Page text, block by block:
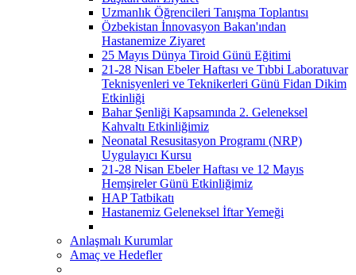
Uzmanlık Öğrencileri Tanışma Toplantısı
Özbekistan İnnovasyon Bakan'ından
Hastanemize Ziyaret
25 Mayıs Dünya Tiroid Günü Eğitimi
21-28 Nisan Ebeler Haftası ve Tıbbi Laboratuvar
Teknisyenleri ve Teknikerleri Günü Fidan Dikim
Etkinliği
Bahar Şenliği Kapsamında 2. Geleneksel
Kahvaltı Etkinliğimiz
Neonatal Resusitasyon Programı (NRP)
Uygulayıcı Kursu
21-28 Nisan Ebeler Haftası ve 12 Mayıs
Hemşireler Günü Etkinliğimiz
HAP Tatbikatı
Hastanemiz Geleneksel İftar Yemeği
Anlaşmalı Kurumlar
Amaç ve Hedefler